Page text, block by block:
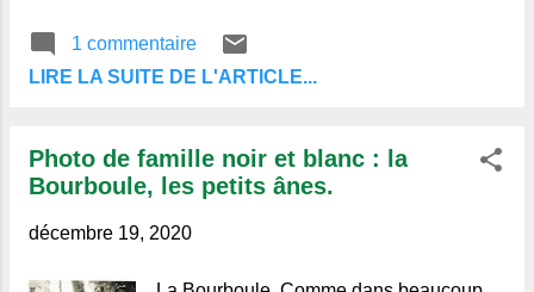
chrétien. La chandelle de Noël : La
veille de Noël, la nuit venue, la table est
d'une magnifique brioche, on place un
chandelier en cuivre soigneusement
fourbi. La maitresse de la maison fouille
une chandelle précieusement
1 commentaire
LIRE LA SUITE DE L'ARTICLE...
Photo de famille noir et blanc : la
Bourboule, les petits ânes.
décembre 19, 2020